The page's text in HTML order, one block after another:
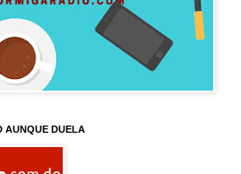
AUNQUE DUELA